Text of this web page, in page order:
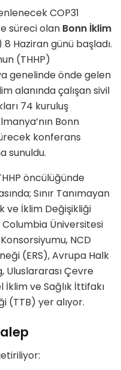
COP31
süreci olan Bonn İklim
8 Haziran günü başladı.
(THHP)
genelinde önde gelen
alanında çalışan sivil
74 kuruluş
Bonn
konferans
sunuldu.
öncülüğünde
Sınır Tanımayan
ve İklim Değişikliği
Columbia Üniversitesi
NCD
(ERS), Avrupa Halk
Uluslararası Çevre
İklim ve Sağlık İttifakı
(TTB) yer alıyor.